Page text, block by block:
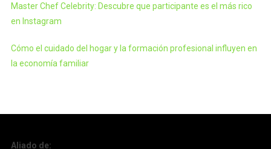
Master Chef Celebrity: Descubre que participante es el más rico
en Instagram
Cómo el cuidado del hogar y la formación profesional influyen en
la economía familiar
Aliado de: